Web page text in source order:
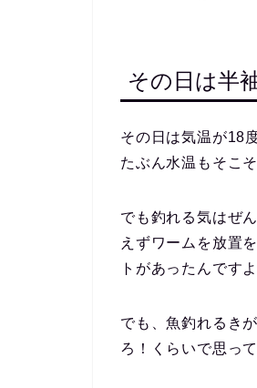
その日は半
その日は気温が18
たぶん水温もそこ
でも釣れる気はぜ
えずワームを放置
トがあったんですよ
でも、魚釣れるき
ろ！くらいで思っ